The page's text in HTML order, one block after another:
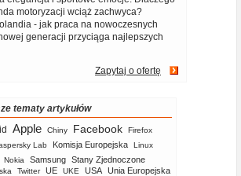
motoryzacji wciąż zachwyca?
- jak praca na nowoczesnych
generacji przyciąga najlepszych
Zapytaj o ofertę
tematy artykułów
Apple Chiny Facebook Firefox
Lab Komisja Europejska Linux
Nokia Samsung Stany Zjednoczone
Twitter UE UKE USA Unia Europejska